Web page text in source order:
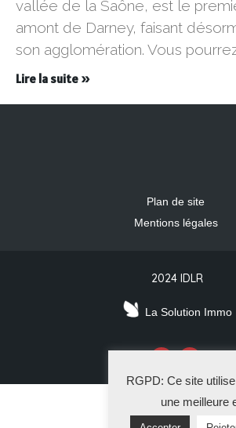
vallée de la Saône, est le
amont de Darney, faisant
son agglomération. Vous
Lire la suite »
Plan de site
Mentions légales
2024 IDLR
La Solution Immo
RGPD: Ce site
une meilleure